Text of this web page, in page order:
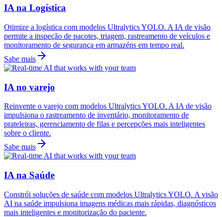
IA na Logística
Otimize a logística com modelos Ultralytics YOLO. A IA de visão
permite a inspeção de pacotes, triagem, rastreamento de veículos e
monitoramento de segurança em armazéns em tempo real.
Sabe mais
IA no varejo
Reinvente o varejo com modelos Ultralytics YOLO. A IA de visão
impulsiona o rastreamento de inventário, monitoramento de
prateleiras, gerenciamento de filas e percepções mais inteligentes
sobre o cliente.
Sabe mais
IA na Saúde
Constrói soluções de saúde com modelos Ultralytics YOLO. A visão
AI na saúde impulsiona imagens médicas mais rápidas, diagnósticos
mais inteligentes e monitorização do paciente.